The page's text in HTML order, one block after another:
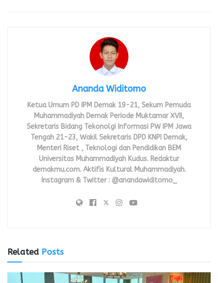
Ananda Widitomo
Ketua Umum PD IPM Demak 19-21, Sekum Pemuda
Muhammadiyah Demak Periode Muktamar XVII,
Sekretaris Bidang Tekonolgi Informasi PW IPM Jawa
Tengah 21-23, Wakil Sekretaris DPD KNPI Demak,
Menteri Riset , Teknologi dan Pendidikan BEM
Universitas Muhammadiyah Kudus. Redaktur
demakmu.com. Aktifis Kultural Muhammadiyah.
Instagram & Twitter : @anandawiditomo_
Related Posts